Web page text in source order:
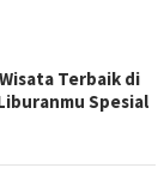
Terbaik di
Spesial